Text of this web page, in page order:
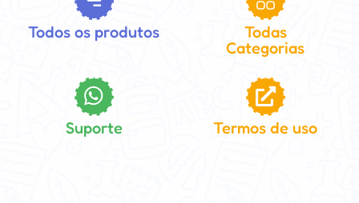
Todos os produtos
Todas
Categorias
Suporte Termos de uso